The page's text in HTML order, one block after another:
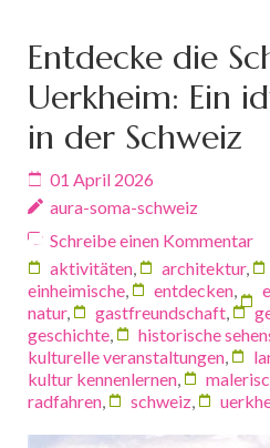
Entdecke die
Uerkheim: Ein
in der Schweiz
01 April 2026
aura-soma-schweiz
Schreibe einen Kommentar
aktivitäten, architektur,
einheimische, entdecken,
natur, gastfreundschaft,
geschichte, historische
kulturelle veranstaltungen,
kultur kennenlernen,
radfahren, schweiz,